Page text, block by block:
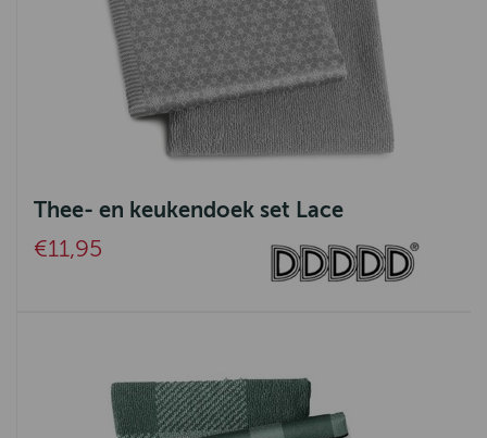
Thee- en keukendoek set Lace
€11,95